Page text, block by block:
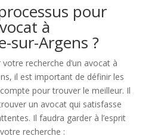
pour
à
sur-Argens ?
recherche d’un avocat à
il est important de définir les
pour trouver le meilleur. Il
un avocat qui satisfasse
Il faudra garder à l’esprit
recherche :